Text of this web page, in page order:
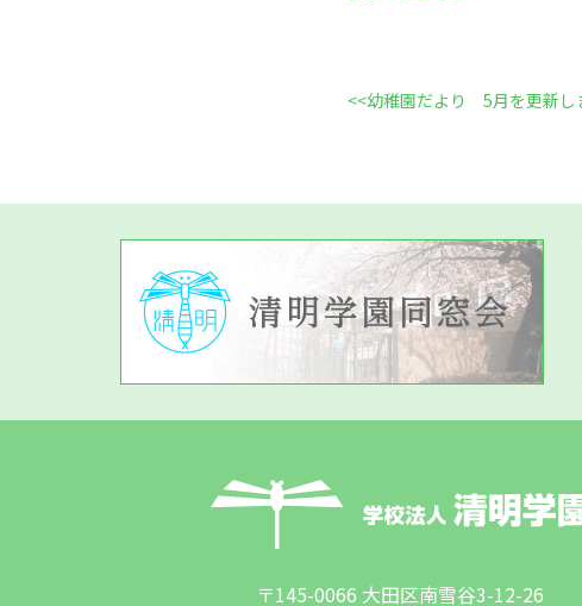
<<幼稚園だより 5月を更新し
〒145-0066 大田区南雪谷3-12-26